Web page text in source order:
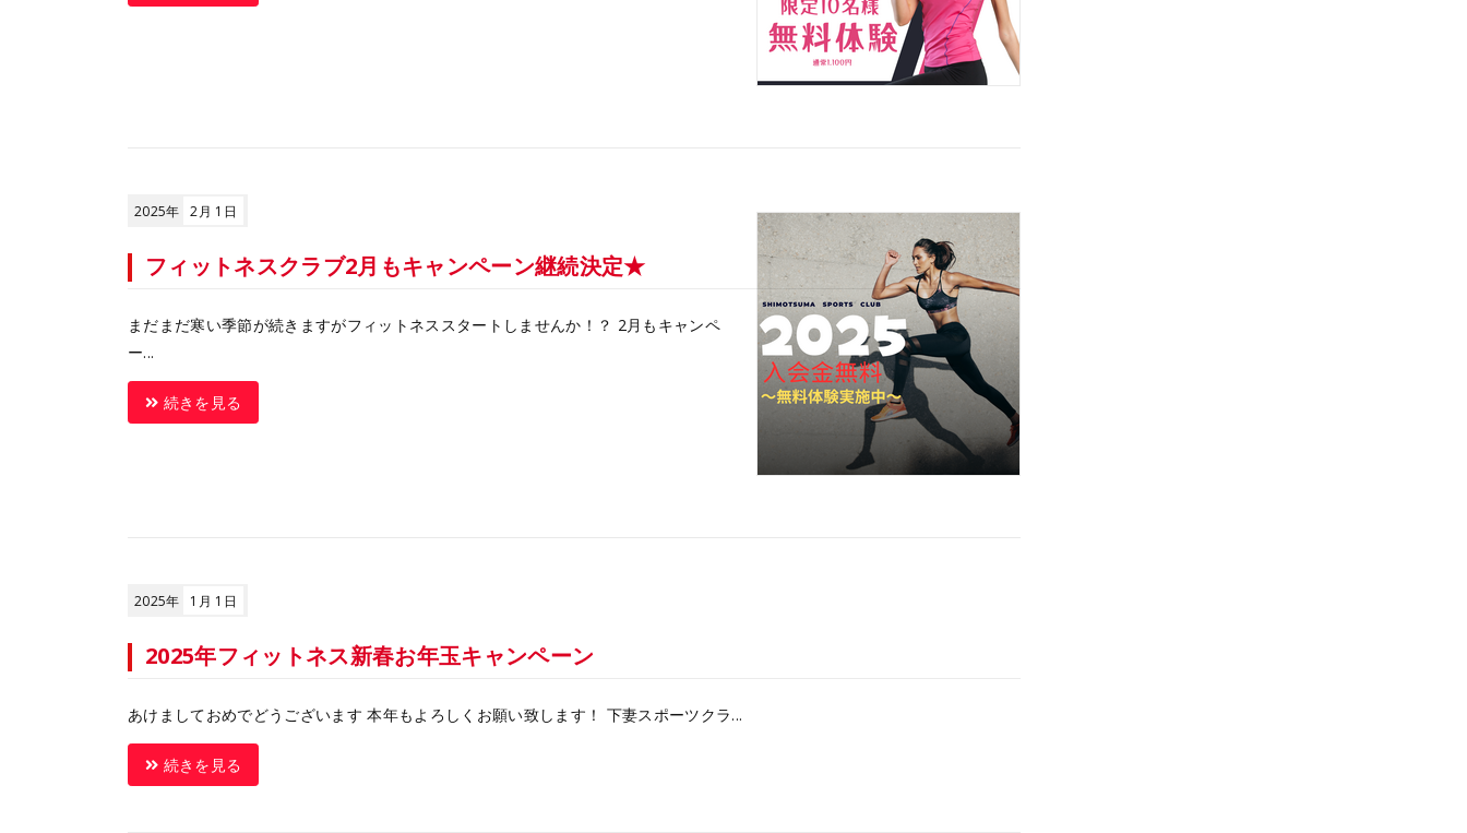
2025年 2月 1日
フィットネスクラブ2月もキャンペーン継続決定★
まだまだ寒い季節が続きますがフィットネススタートしませんか！？ 2月もキャンペ
ー...
続きを見る
2025年 1月 1日
2025年フィットネス新春お年玉キャンペーン
あけましておめでどうございます 本年もよろしくお願い致します！ 下妻スポーツクラ...
続きを見る